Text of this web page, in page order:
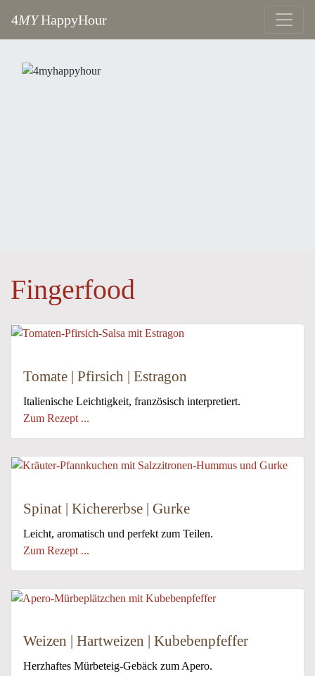
4MYHappyHour
Fingerfood
Tomate | Pfirsich | Estragon
Italienische Leichtigkeit, französisch interpretiert.
Zum Rezept ...
Spinat | Kichererbse | Gurke
Leicht, aromatisch und perfekt zum Teilen.
Zum Rezept ...
Weizen | Hartweizen | Kubebenpfeffer
Herzhaftes Mürbeteig-Gebäck zum Apero.